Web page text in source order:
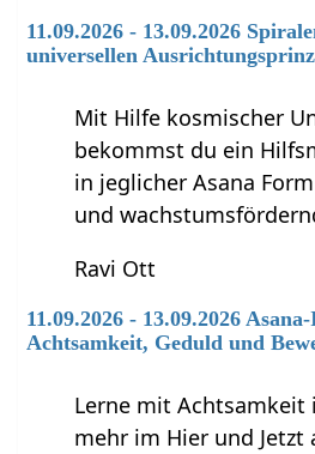
11.09.2026 - 13.09.2026
universellen
Mit Hilfe kosmischer
bekommst du ein
in jeglicher Asana
und
Ravi Ott
11.09.2026 - 13.09.2026
Achtsamkeit, Geduld und
Lerne mit Achtsamkeit
mehr im Hier und Jetzt